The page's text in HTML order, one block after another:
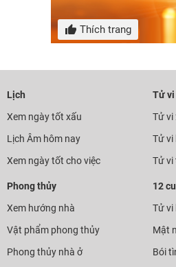
Thích trang
Lịch
Xem ngày tốt xấu
Lịch Âm hôm nay
Xem ngày tốt cho việc
Tử vi
Tử vi
Tử vi
Tử vi
Phong thủy
Xem hướng nhà
Vật phẩm phong thủy
Phong thủy nhà ở
12
Tử vi
Mật
Bói